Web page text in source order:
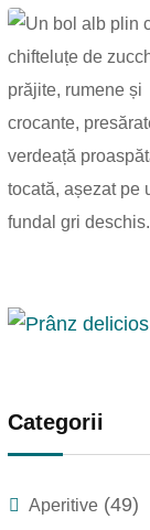
Categorii
Aperitive (49)